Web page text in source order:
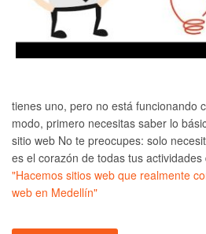
tienes uno, pero no está funcionando
modo, primero necesitas saber lo
sitio web No te preocupes: solo
es el corazón de todas tus
"Hacemos sitios web que realmente
web en Medellín"